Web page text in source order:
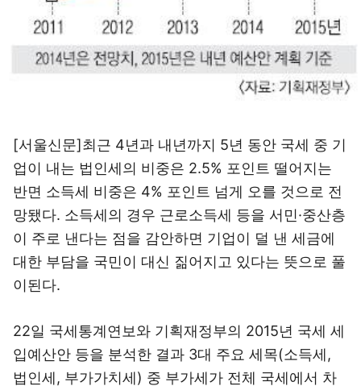
[서울신문]최근 4년과 내년까지 5년 동안 국세 중 기
업이 내는 법인세의 비중은 2.5% 포인트 떨어지는
반면 소득세 비중은 4% 포인트 넘게 오를 것으로 전
망됐다. 소득세의 경우 근로소득세 등을 서민·중산층
이 주로 낸다는 점을 감안하면 기업이 덜 낸 세금에
대한 부담을 국민이 대신 짊어지고 있다는 뜻으로 풀
이된다.
22일 국세통계연보와 기획재정부의 2015년 국세 세
입예산안 등을 분석한 결과 3대 주요 세목(소득세,
법인세, 부가가치세) 중 부가세가 전체 국세에서 차